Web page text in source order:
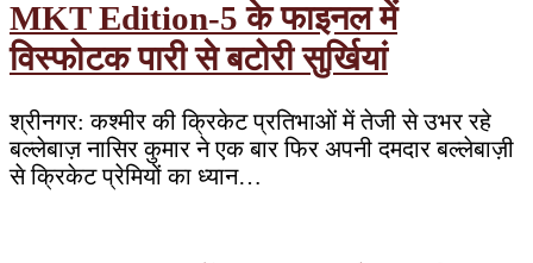
MKT Edition-5 के फाइनल में
विस्फोटक पारी से बटोरी सुर्खियां
श्रीनगर: कश्मीर की क्रिकेट प्रतिभाओं में तेजी से उभर रहे
बल्लेबाज़ नासिर कुमार ने एक बार फिर अपनी दमदार बल्लेबाज़ी
से क्रिकेट प्रेमियों का ध्यान…